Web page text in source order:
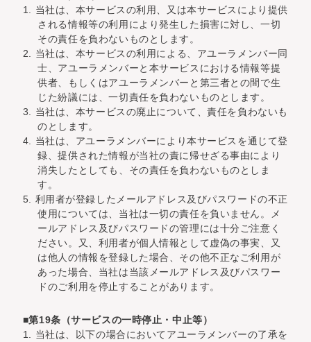
1. 当社は、本サービスの利用、又は本サービスにより提供
される情報等の利用により発生した損害に対し、一切
その責任を負わないものとします。
2. 当社は、本サービスの利用による、アユーラメンバー同
士、アユーラメンバーと本サービスにおける情報等提
供者、もしくはアユーラメンバーと第三者との間で生
じた紛議には、一切責任を負わないものとします。
3. 当社は、本サービスの廃止について、責任を負わないも
のとします。
4. 当社は、アユーラメンバーにより本サービスを通じて登
録、提供された情報が当社の責に帰せざる事由により
消失したとしても、その責任を負わないものとしま
す。
5. 利用者が登録したメールアドレス及びパスワードの不正
使用については、当社は一切の責任を負いません。メ
ールアドレス及びパスワードの管理には十分ご注意く
ださい。又、利用者が個人情報として虚偽の事実、又
は他人の情報を登録した場合、その他不正なご利用が
あった場合、当社は当該メールアドレス及びパスワー
ドのご利用を停止することがあります。
■第19条（サービスの一時停止・中止等）
1. 当社は、以下の場合においてアユーラメンバーの了承を